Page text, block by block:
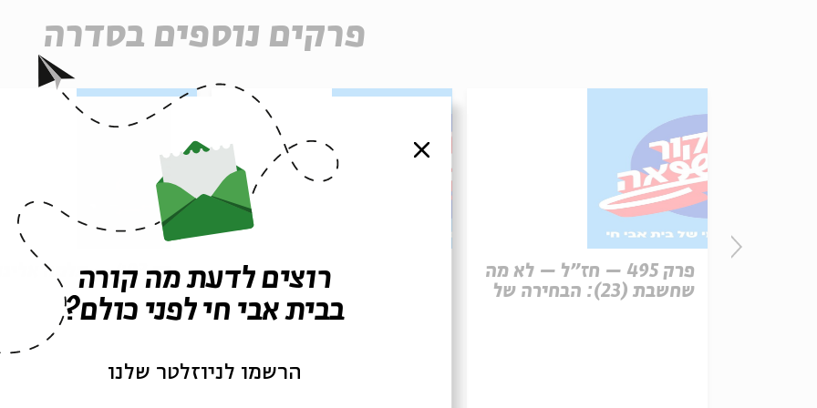
פרקים נוספים בסדרה
פרק 495 – חז"ל – לא מה
שחשבת (23): הבחירה של
פרק 494 – פרשת מסעי:
פרק 493 – תלמה
רוז: אל ארץ צבי
סגור
רוצים לדעת מה קורה
בבית אבי חי לפני כולם?
הרשמו לניוזלטר שלנו